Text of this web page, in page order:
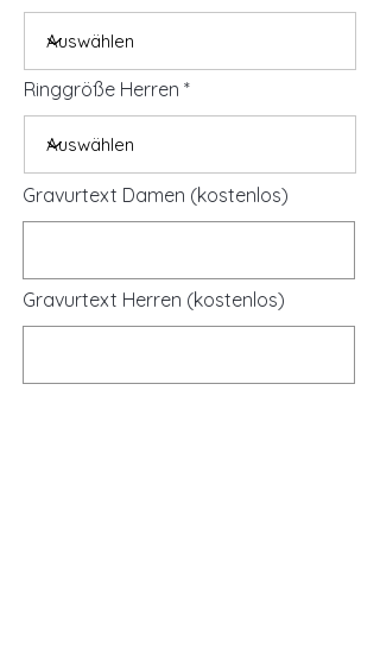
Ringgröße Herren
Gravurtext Damen (kostenlos)
Gravurtext Herren (kostenlos)